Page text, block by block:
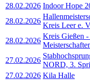
28.02.2026 Indoor Hope
28.02.2026
Kreis Leer e.
28.02.2026
Kreis Gießen
27.02.2026
NORD, 3.
27.02.2026 Kila Halle